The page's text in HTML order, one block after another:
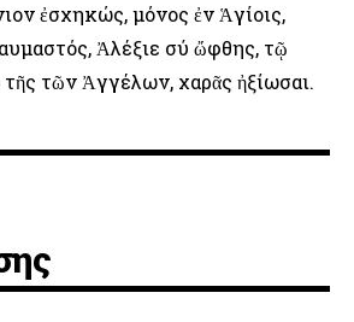
ἐσχηκώς, μόνος ἐν Ἁγίοις,
Ἀλέξιε σύ ὤφθης, τῷ
τῆς τῶν Ἀγγέλων, χαρᾶς ἠξίωσαι.